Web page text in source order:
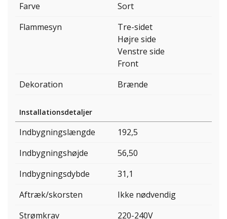
Farve
Sort
Flammesyn
Tre-sidet
Højre side
Venstre side
Front
Dekoration
Brænde
Installationsdetaljer
Indbygningslængde
192,5
Indbygningshøjde
56,50
Indbygningsdybde
31,1
Aftræk/skorsten
Ikke nødvendig
Strømkrav
220-240V